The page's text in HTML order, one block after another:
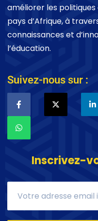
améliorer les
pays d’Afrique, à
connaissances et
l’éducation.
Suivez-nous sur :
Inscrivez-